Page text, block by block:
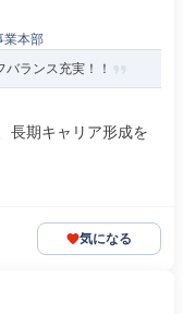
業本部
ランス充実！！
長期キャリア形成を
気になる